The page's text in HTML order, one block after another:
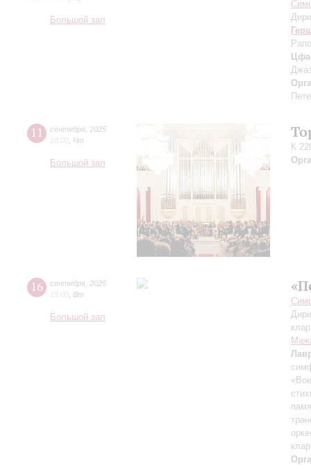
Большой зал
11 сентября 2025
18:00 Чт
Большой зал
К
16 сентября 2025
19:00 Вт
Большой зал